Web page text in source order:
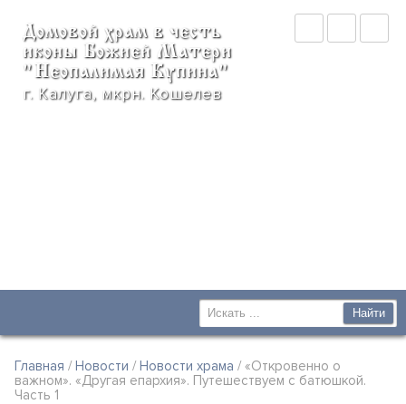
Домовой храм в честь
иконы Божией Матери
"Неопалимая Купина"
г. Калуга, мкрн. Кошелев
Главная /Новости /Новости храма / «Откровенно о
важном». «Другая епархия». Путешествуем с батюшкой.
Часть 1